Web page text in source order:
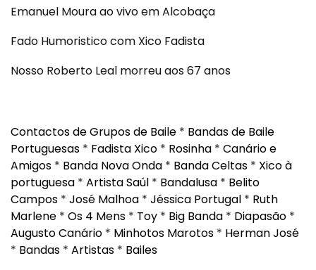
Emanuel Moura ao vivo em Alcobaça
Fado Humoristico com Xico Fadista
Nosso Roberto Leal morreu aos 67 anos
Contactos de Grupos de Baile * Bandas de Baile
Portuguesas * Fadista Xico * Rosinha * Canário e
Amigos * Banda Nova Onda * Banda Celtas * Xico à
portuguesa * Artista Saúl * Bandalusa * Belito
Campos * José Malhoa * Jéssica Portugal * Ruth
Marlene * Os 4 Mens * Toy * Big Banda * Diapasão *
Augusto Canário * Minhotos Marotos * Herman José
* Bandas * Artistas * Bailes